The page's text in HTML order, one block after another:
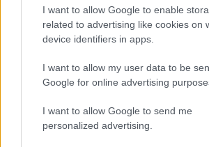
I want to allow Google to enable
related to advertising like cookies on
device identifiers in apps.
I want to allow my user data to be
Google for online advertising
I want to allow Google to send me
personalized advertising.
Az Ingres hegedűjének, valamint Man
átalakítja a Metet - mondta Max Hollein,
igazgatója a kiállítást bemutatva. Az új
2020-ban megnyíló, a modern és kortárs
szentelt új szárnyában kapnak majd helyet.